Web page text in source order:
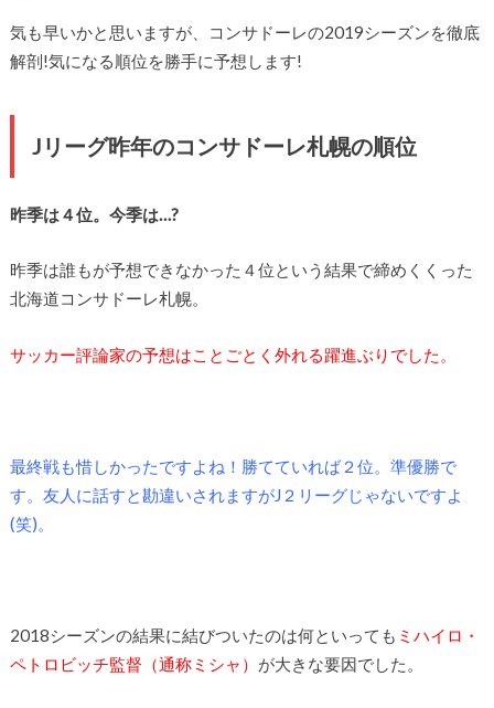
気も早いかと思いますが、コンサドーレの2019シーズンを徹底
解剖!気になる順位を勝手に予想します!
Jリーグ昨年のコンサドーレ札幌の順位
昨季は４位。今季は…?
昨季は誰もが予想できなかった４位という結果で締めくくった
北海道コンサドーレ札幌。
サッカー評論家の予想はことごとく外れる躍進ぶりでした。
最終戦も惜しかったですよね！勝てていれば２位。準優勝で
す。友人に話すと勘違いされますがJ２リーグじゃないですよ
(笑)。
2018シーズンの結果に結びついたのは何といっても ミハイロ・
ペトロビッチ監督（通称ミシャ） が大きな要因でした。